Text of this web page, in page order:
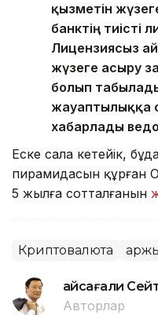
қызметін
банктің тиісті
Лицензиясыз
жүзеге асыру
болып
жауаптылыққа
хабарлады
Еске сала кетейік,
пирамидасын құрған
5 жылға сотталғанын
Криптовалюта
Ғайсағали
Авторлар